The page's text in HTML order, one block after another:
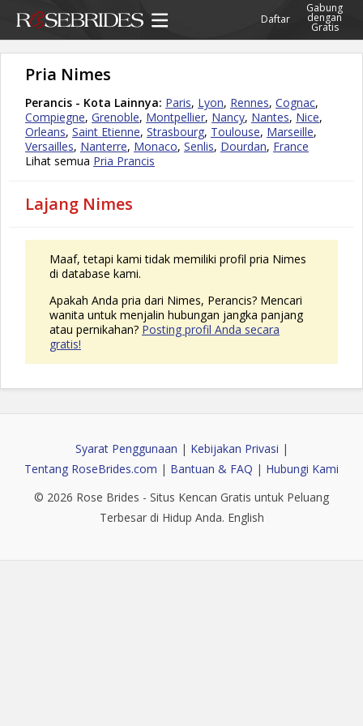
Daftar
Gabung
dengan
Gratis
Pria Nimes
Perancis - Kota Lainnya: Paris, Lyon, Rennes, Cognac,
Compiegne, Grenoble, Montpellier, Nancy, Nantes, Nice,
Orleans, Saint Etienne, Strasbourg, Toulouse, Marseille,
Versailles, Nanterre, Monaco, Senlis, Dourdan, France
Lihat semua Pria Prancis
Lajang Nimes
Maaf, tetapi kami tidak memiliki profil pria Nimes
di database kami.
Apakah Anda pria dari Nimes, Perancis? Mencari
wanita untuk menjalin hubungan jangka panjang
atau pernikahan? Posting profil Anda secara
gratis!
Syarat Penggunaan | Kebijakan Privasi |
Tentang RoseBrides.com | Bantuan & FAQ | Hubungi Kami
© 2026 Rose Brides - Situs Kencan Gratis untuk Peluang
Terbesar di Hidup Anda. English